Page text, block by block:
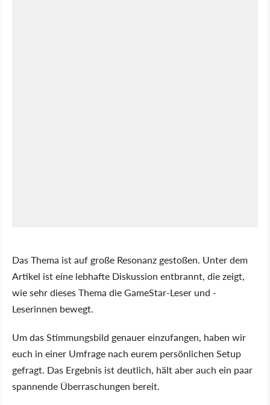
Das Thema ist auf große Resonanz gestoßen. Unter dem
Artikel ist eine lebhafte Diskussion entbrannt, die zeigt,
wie sehr dieses Thema die GameStar-Leser und -
Leserinnen bewegt.
Um das Stimmungsbild genauer einzufangen, haben wir
euch in einer Umfrage nach eurem persönlichen Setup
gefragt. Das Ergebnis ist deutlich, hält aber auch ein paar
spannende Überraschungen bereit.